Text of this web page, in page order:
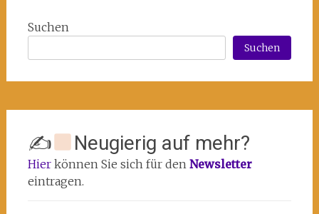
Suchen
Suchen
✍ Neugierig auf mehr?
Hierkönnen Sie sich für den Newsletter
eintragen.